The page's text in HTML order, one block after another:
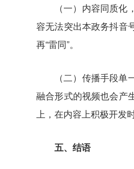
（一）内容同质
容无法突出本政务抖音
再“雷同”。
（二）传播手段
融合形式的视频也会产
上，在内容上积极开发
五、结语